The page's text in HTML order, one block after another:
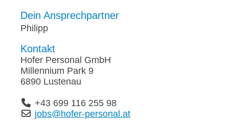
Dein Ansprechpartner
Philipp
Kontakt
Hofer Personal GmbH
Millennium Park 9
6890 Lustenau
+43 699 116 255 98
jobs@hofer-personal.at